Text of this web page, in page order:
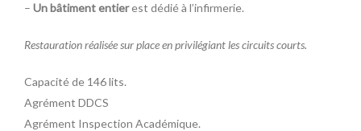
– Un bâtiment entierest dédié à l’infirmerie.
Restauration réalisée sur place en privilégiant les circuits courts.
Capacité de 146 lits.
Agrément DDCS
Agrément Inspection Académique.